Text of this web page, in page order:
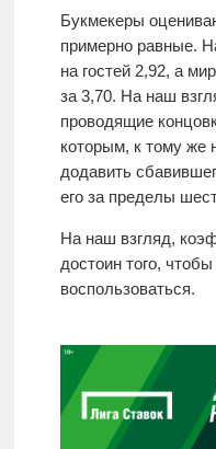
Букмекеры
примерно равные.
на гостей 2,92, а
за 3,70. На наш
проводящие
которым, к тому же
додавить
его за пределы
На наш взгляд,
достоин того,
воспользоваться.